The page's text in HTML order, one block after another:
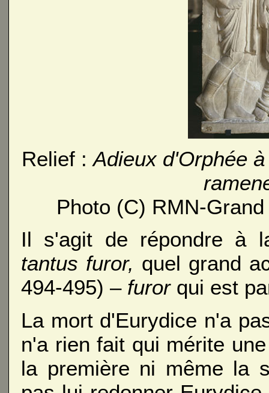
Relief :Adieux d'Orphée
Photo (C) RMN-
Il s'agit de répondre à
tantus furor, quel grand
494-495) – furorqui est
La mort d'Eurydice n'a
n'a rien fait qui mérite
la première ni même la